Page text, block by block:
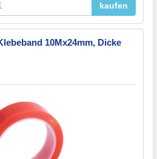
kaufen
10Мx24mm, Dicke